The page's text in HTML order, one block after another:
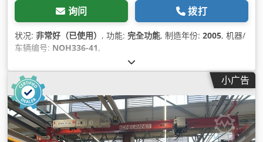
询问 拨打
状况: 非常好（已使用） , 功能: 完全功能, 制造年份: 2005, 机器/
车辆编号: NOH336-41,
小广告